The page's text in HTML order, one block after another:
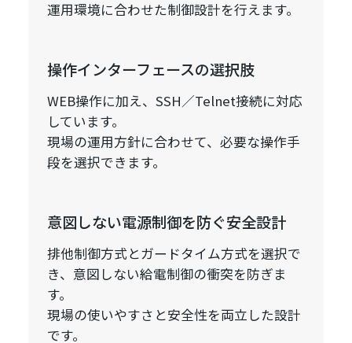
運用環境に合わせた制御設計を行えます。
操作インターフェースの選択肢
WEB操作に加え、SSH／Telnet接続に対応
しています。
現場の運用方針に合わせて、必要な操作手
段を選択できます。
意図しない電源制御を防ぐ安全設計
排他制御方式とガードタイム方式を選択で
き、意図しない給電制御の衝突を防ぎま
す。
現場の使いやすさと安全性を両立した設計
です。